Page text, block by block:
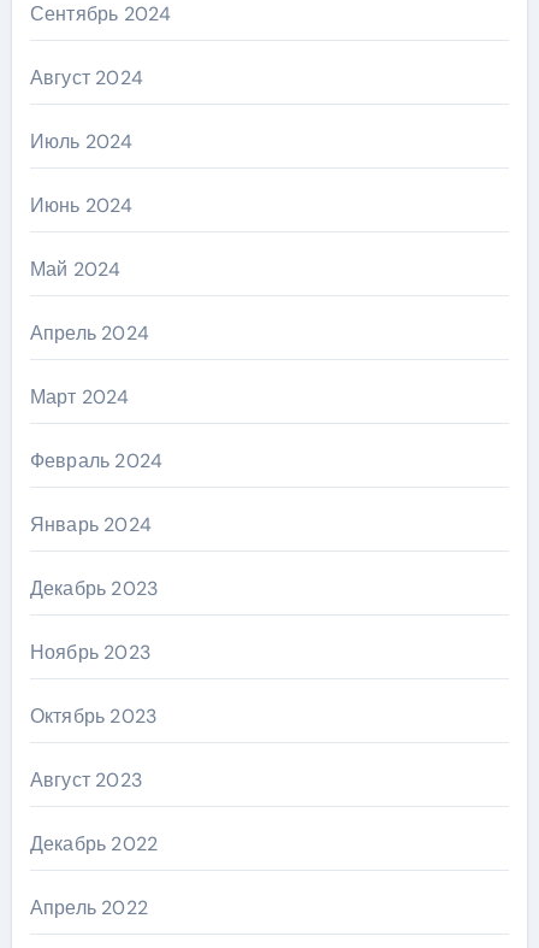
Сентябрь 2024
Август 2024
Июль 2024
Июнь 2024
Май 2024
Апрель 2024
Март 2024
Февраль 2024
Январь 2024
Декабрь 2023
Ноябрь 2023
Октябрь 2023
Август 2023
Декабрь 2022
Апрель 2022